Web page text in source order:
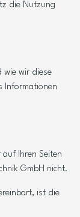
die Nutzung
wie wir diese
Informationen
Ihren Seiten
GmbH nicht.
ist die